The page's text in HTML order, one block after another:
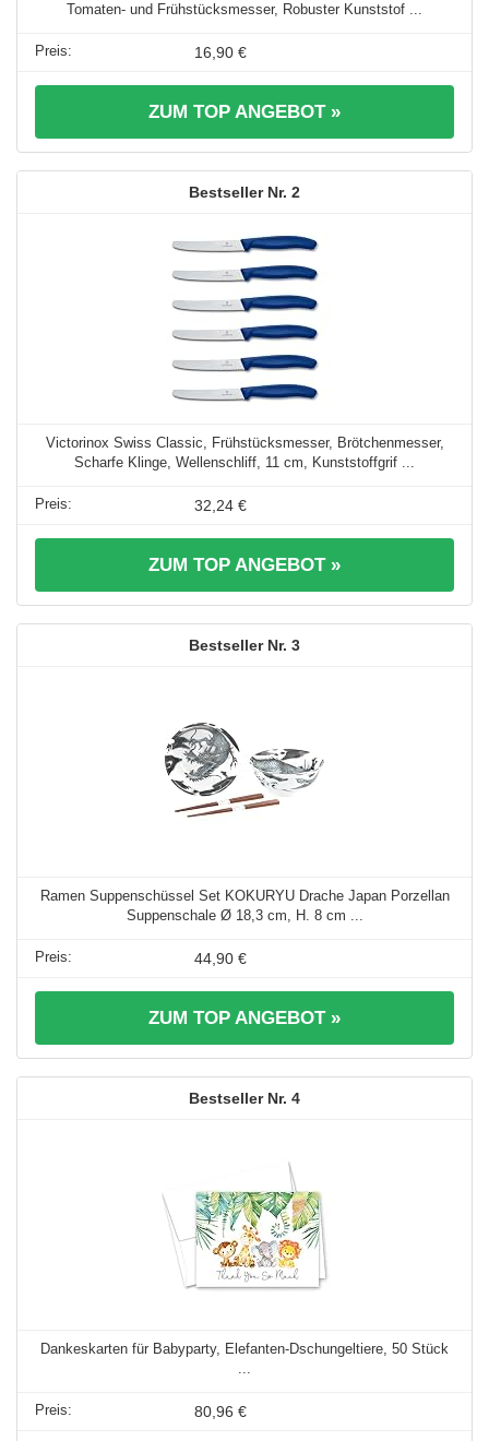
Tomaten- und Frühstücksmesser, Robuster Kunststof ...
16,90 €
ZUM TOP ANGEBOT »
2
Victorinox Swiss Classic, Frühstücksmesser, Brötchenmesser,
Scharfe Klinge, Wellenschliff, 11 cm, Kunststoffgrif ...
32,24 €
ZUM TOP ANGEBOT »
3
Ramen Suppenschüssel Set KOKURYU Drache Japan Porzellan
Suppenschale Ø 18,3 cm, H. 8 cm ...
44,90 €
ZUM TOP ANGEBOT »
4
Dankeskarten für Babyparty, Elefanten-Dschungeltiere, 50 Stück
80,96 €